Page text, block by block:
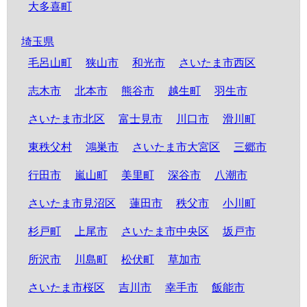
大多喜町
埼玉県
毛呂山町
狭山市 和光市 さいたま市西区
志木市 北本市 熊谷市 越生町 羽生市
さいたま市北区 富士見市 川口市 滑川町
東秩父村 鴻巣市 さいたま市大宮区 三郷市
行田市 嵐山町 美里町 深谷市 八潮市
さいたま市見沼区 蓮田市 秩父市 小川町
杉戸町 上尾市 さいたま市中央区 坂戸市
所沢市 川島町 松伏町 草加市
さいたま市桜区 吉川市 幸手市 飯能市